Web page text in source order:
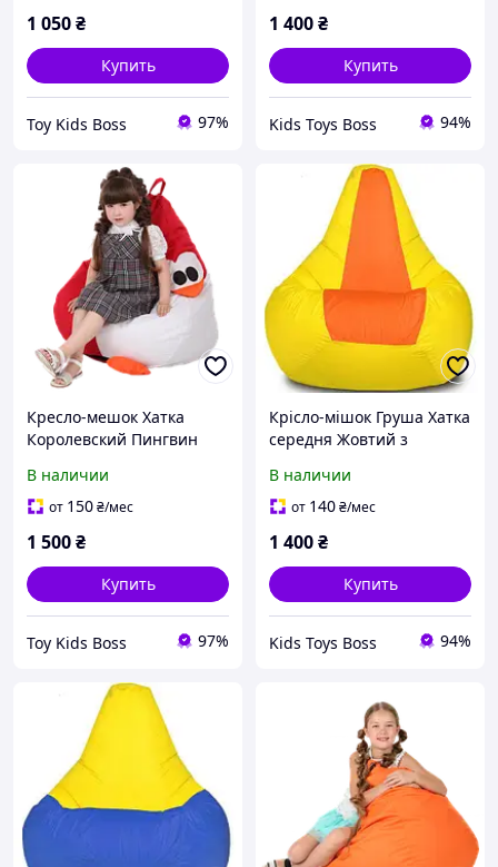
1 050₴
Купить
Toy Kids Boss 97%
1 400₴
Купить
Kids Toys Boss 94%
Кресло-мешок Хатка
Королевский Пингвин
(подростковый)
В наличии
от 150₴/мес
1 500₴
Купить
Toy Kids Boss 97%
Крісло-мішок Груша Хатка
середня Жовтий з
В наличии
от 140₴/мес
1 400₴
Купить
Kids Toys Boss 94%